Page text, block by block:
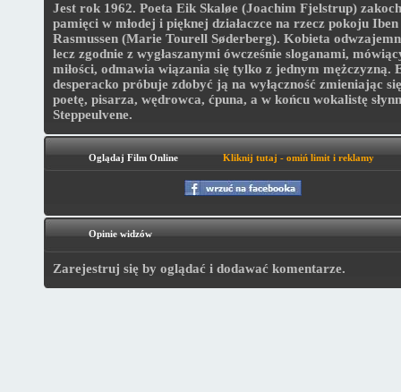
Jest rok 1962. Poeta Eik Skaløe (Joachim Fjelstrup)
pamięci w młodej i pięknej działaczce na rzecz pokoju
Rasmussen (Marie Tourell Søderberg). Kobieta
lecz zgodnie z wygłaszanymi ówcześnie sloganami,
miłości, odmawia wiązania się tylko z jednym mężczyzną.
desperacko próbuje zdobyć ją na wyłączność zmieniając
poetę, pisarza, wędrowca, ćpuna, a w końcu wokalistę
Steppeulvene.
Oglądaj Film Online Kliknij tutaj - omiń limit i reklamy
Opinie widzów
Zarejestruj się by oglądać i dodawać komentarze.